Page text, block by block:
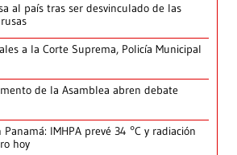
al país tras ser desvinculado de las
a la Corte Suprema, Policía Municipal
de la Asamblea abren debate
IMHPA prevé 34 °C y radiación
hoy